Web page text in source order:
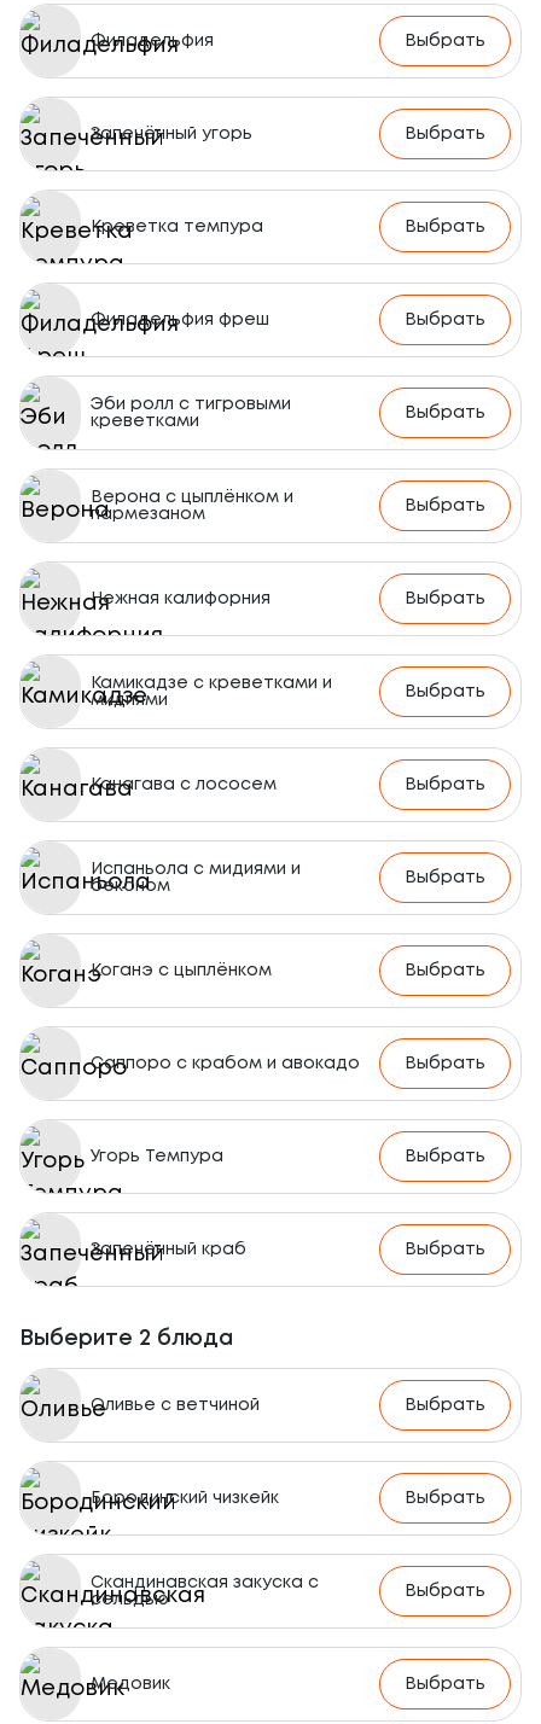
Филадельфия Выбрать
Запечённый угорь Выбрать
Креветка темпура Выбрать
Филадельфия фреш Выбрать
Эби ролл с тигровыми
креветками
Выбрать
Верона с цыплёнком и
пармезаном
Выбрать
Нежная калифорния Выбрать
Камикадзе с креветками и
мидиями
Выбрать
Канагава с лососем Выбрать
Испаньола с мидиями и
беконом
Выбрать
Коганэ с цыплёнком Выбрать
Саппоро с крабом и авокадо Выбрать
Угорь Темпура Выбрать
Запечённый краб Выбрать
Выберите 2 блюда
Оливье с ветчиной Выбрать
Бородинский чизкейк Выбрать
Скандинавская закуска с
сельдью
Выбрать
Медовик Выбрать